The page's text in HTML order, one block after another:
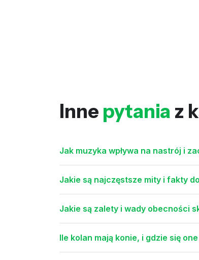
Inne pytania z
Jak muzyka wpływa na nastrój i
Jakie są najczęstsze mity i fakty
Jakie są zalety i wady obecności
Ile kolan mają konie, i gdzie się